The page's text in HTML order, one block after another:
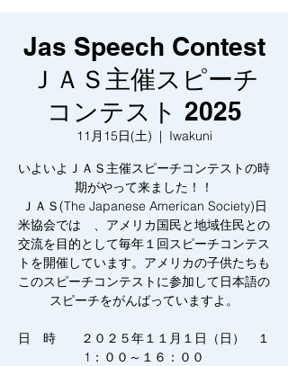
Jas Speech Contest
ＪＡＳ主催スピーチ
コンテスト 2025
11月15日(土)
  |
Iwakuni
いよいよＪＡＳ主催スピーチコンテストの時
期がやって来ました！！
ＪＡＳ(The Japanese American Society)日
米協会では 、アメリカ国民と地域住民との
交流を目的として毎年１回スピーチコンテス
トを開催しています。アメリカの子供たちも
このスピーチコンテストに参加して日本語の
スピーチをがんばっていますよ。
日 時 ２０２５年１１月１日（日） １
1：００～１６：００